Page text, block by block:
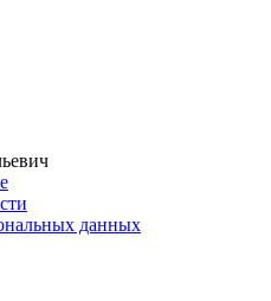
данных